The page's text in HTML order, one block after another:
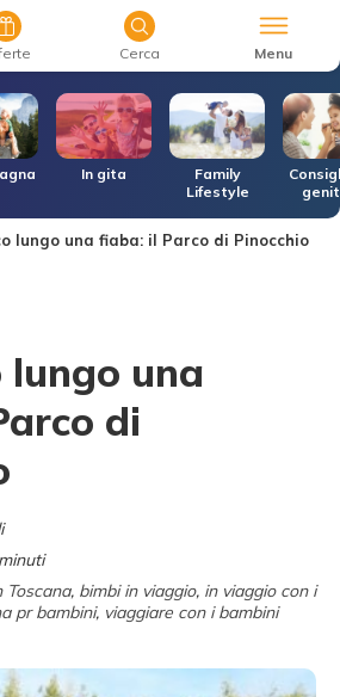
Menu
Cerca
In gita
Family
Lifestyle
lungo una fiaba: il Parco di Pinocchio
lungo una
di
minuti
Toscana, bimbi in viaggio, in viaggio con i
pr bambini, viaggiare con i bambini